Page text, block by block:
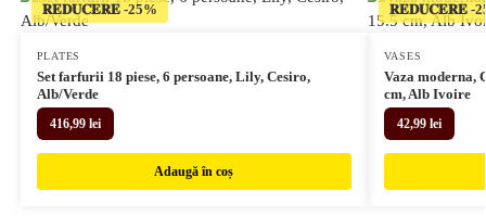
𝐑𝐄𝐃𝐔𝐂𝐄𝐑𝐄
PLATES
Set farfurii 18 piese, 6 persoane, Lily, Cesiro,
Alb/Verde
416,99 lei
Adaugă în coș
𝐑𝐄𝐃𝐔𝐂𝐄𝐑𝐄
VASES
Vaza moderna,
cm, Alb Ivoire
42,99 lei